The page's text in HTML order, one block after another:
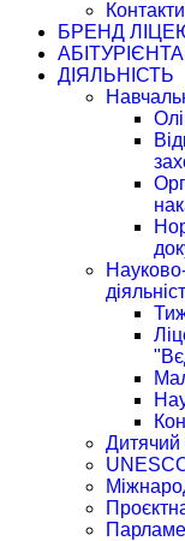
Контакти
БРЕНД
ДІЯЛЬНІСТЬ
Дитячий